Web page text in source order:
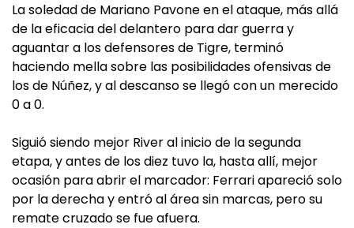
La soledad de Mariano Pavone en el ataque, más allá
de la eficacia del delantero para dar guerra y
aguantar a los defensores de Tigre, terminó
haciendo mella sobre las posibilidades ofensivas de
los de Núñez, y al descanso se llegó con un merecido
0 a 0.
Siguió siendo mejor River al inicio de la segunda
etapa, y antes de los diez tuvo la, hasta allí, mejor
ocasión para abrir el marcador: Ferrari apareció solo
por la derecha y entró al área sin marcas, pero su
remate cruzado se fue afuera.